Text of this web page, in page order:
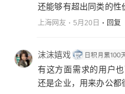
还能够有超出同类的性
上海网友 5月20日 回复
沫沫嬉戏
有这方面需求的用户
还是企业，用来办公都